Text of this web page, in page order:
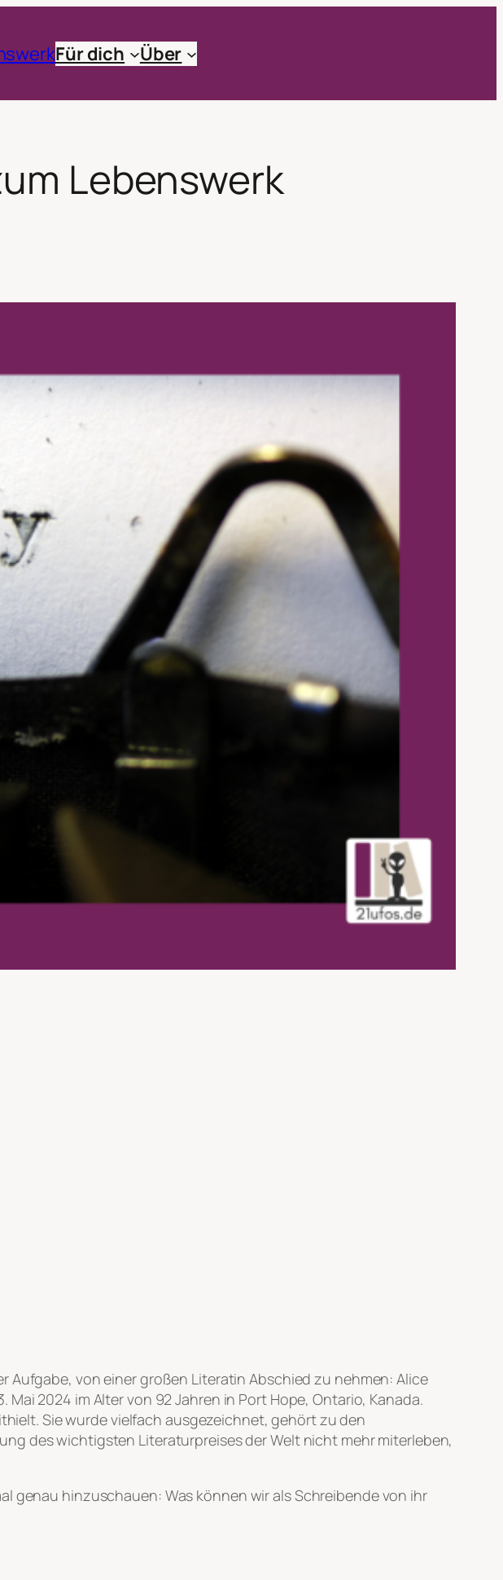
Für dich Über
Lebenswerk
Aufgabe, von einer großen Literatin Abschied zu nehmen: Alice
2024 im Alter von 92 Jahren in Port Hope, Ontario, Kanada.
Sie wurde vielfach ausgezeichnet, gehört zu den
des wichtigsten Literaturpreises der Welt nicht mehr miterleben,
genau hinzuschauen: Was können wir als Schreibende von ihr